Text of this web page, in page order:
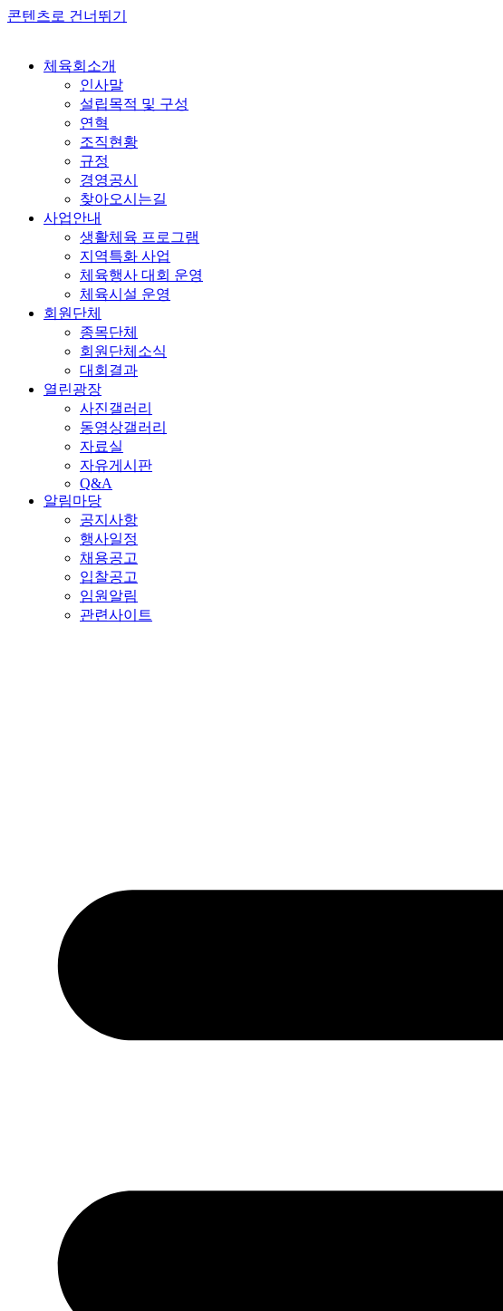
콘텐츠로 건너뛰기
체육회소개
인사말
설립목적 및 구성
연혁
조직현황
규정
경영공시
찾아오시는길
사업안내
생활체육 프로그램
지역특화 사업
체육행사 대회 운영
체육시설 운영
회원단체
종목단체
회원단체소식
대회결과
열린광장
사진갤러리
동영상갤러리
자료실
자유게시판
Q&A
알림마당
공지사항
행사일정
채용공고
입찰공고
임원알림
관련사이트